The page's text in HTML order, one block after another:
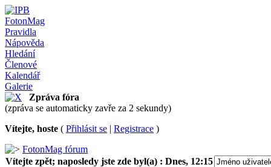
FotonMag
Pravidla
Nápověda
Hledání
Členové
Kalendář
Galerie
Zpráva fóra
(zpráva se automaticky zavře za 2 sekundy)
Vítejte, hoste ( Přihlásit se | Registrace )
FotonMag fórum
Vítejte zpět; naposledy jste zde byl(a) : Dnes, 12:15